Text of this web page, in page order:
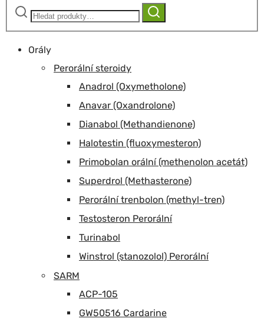
Hledat:
Hledat
Orály
Perorální steroidy
Anadrol (Oxymetholone)
Anavar (Oxandrolone)
Dianabol (Methandienone)
Halotestin (fluoxymesteron)
Primobolan orální (methenolon acetát)
Superdrol (Methasterone)
Perorální trenbolon (methyl-tren)
Testosteron Perorální
Turinabol
Winstrol (stanozolol) Perorální
SARM
ACP-105
GW50516 Cardarine